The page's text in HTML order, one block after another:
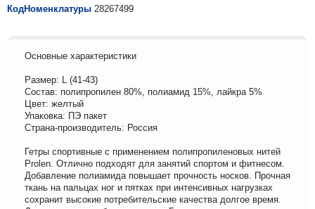
КодНоменклатуры 28267499
Основные характеристики
Размер: L (41-43)
Состав: полипропилен 80%, полиамид 15%, лайкра 5%
Цвет: желтый
Упаковка: ПЭ пакет
Страна-производитель: Россия
Гетры спортивные с применением полипропиленовых нитей
Prolen. Отлично подходят для занятий спортом и фитнесом.
Добавление полиамида повышает прочность носков. Прочная
ткань на пальцах ног и пятках при интенсивных нагрузках
сохранит высокие потребительские качества долгое время.